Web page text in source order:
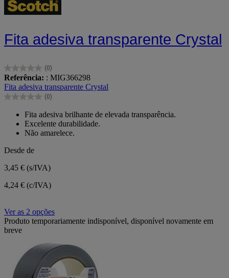
Fita adesiva transparente Crystal
(0)
0.0
em
5
estrelas.
Referência: : MIG366298
Fita adesiva transparente Crystal
(0)
0.0
estrelas.
Fita adesiva brilhante de elevada transparência.
Excelente durabilidade.
Não amarelece.
Desde de
3,45 € (s/IVA)
4,24 € (c/IVA)
Ver as 2 opções
Produto temporariamente indisponível, disponível novamente em
breve